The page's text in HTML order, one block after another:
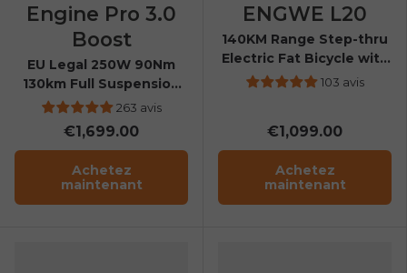
Engine Pro 3.0
Boost
EU Legal 250W 90Nm
130km Full Suspension
E-Bike263 avis
€1,699.00
Achetez
maintenant
ENGWE L20
140KM Range Step-thru
Electric Fat Bicycle with
Front Suspension
103 avis
€1,099.00
Achetez
maintenant